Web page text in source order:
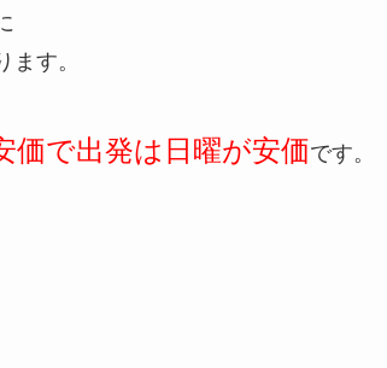
す。
価で出発は日曜が安価です。